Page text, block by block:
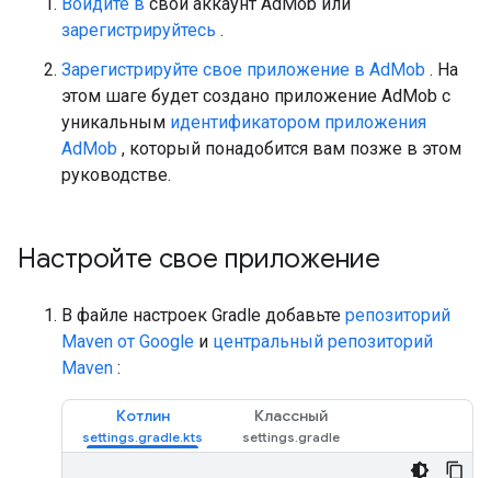
зарегистрируйтесь .
Зарегистрируйте свое приложение в AdMob . На
этом шаге будет создано приложение AdMob с
уникальным идентификатором приложения
AdMob , который понадобится вам позже в этом
руководстве.
Настройте свое приложение
В файле настроек Gradle добавьте репозиторий
Maven от Google и центральный репозиторий
Maven :
Котлин Классный